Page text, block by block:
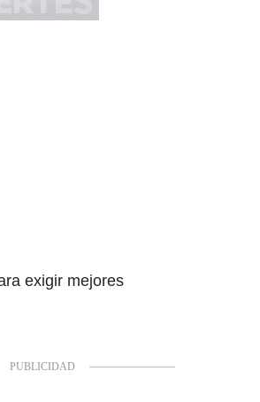
exigir mejores